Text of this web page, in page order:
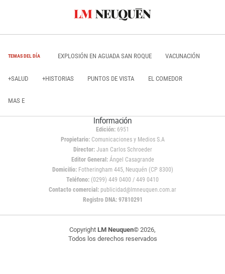
TEMAS DEL DÍA EXPLOSIÓN EN AGUADA SAN ROQUE VACUNACIÓN
+SALUD +HISTORIAS PUNTOS DE VISTA EL COMEDOR
MAS E
Información
Edición: 6951
Propietario:Comunicaciones y Medios S.A
Director: Juan Carlos Schroeder
Editor General:Ángel Casagrande
Domicilio:Fotheringham 445, Neuquén (CP 8300)
Teléfono: (0299) 449 0400 / 449 0410
Contacto comercial: publicidad@lmneuquen.com.ar
Registro DNA: 97810291
Copyright LM Neuquen© 2026,
Todos los derechos reservados